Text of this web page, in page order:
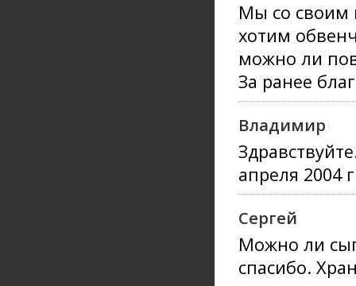
Мы со своим
хотим
можно ли
За ранее
Владимир
апреля 2004
Сергей
Можно ли
спасибо.